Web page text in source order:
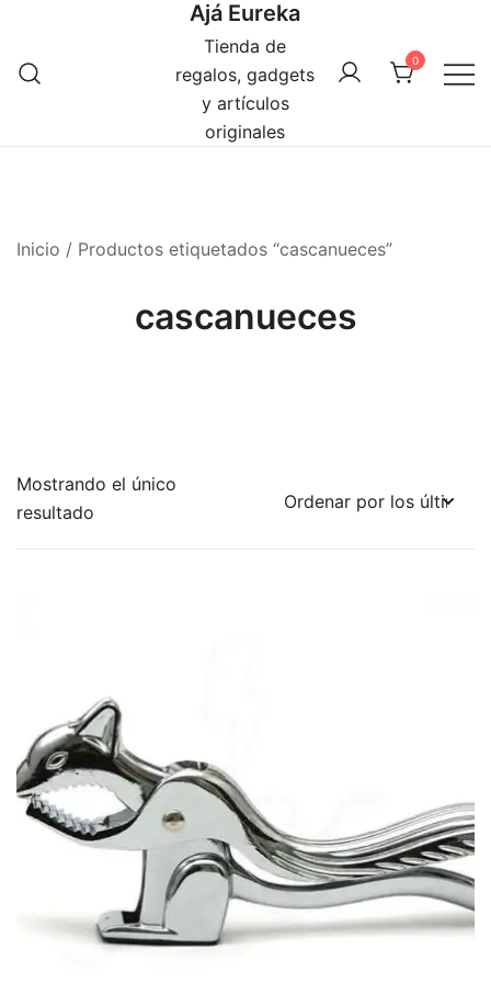
contenido
Ajá Eureka
Tienda de
regalos, gadgets
y artículos
originales
0
Inicio / Productos etiquetados “cascanueces”
cascanueces
Mostrando el único
resultado